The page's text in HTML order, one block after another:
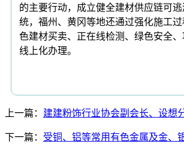
的主要行动，成立健全建材供应链可
统，福州、黄冈等地还通过强化施工
色建材买卖、正在线检测、绿色安全
线上化办理。
上一篇： 建建粉饰行业协会副会长、设想
下一篇： 受铜、铝等常用有色金属及金、